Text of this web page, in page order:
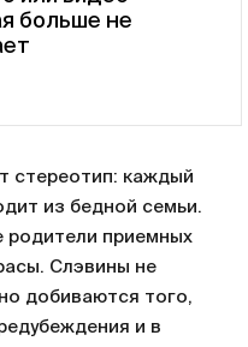
больше не
стереотип: каждый
из бедной семьи.
родители приемных
Слэвины не
добиваются того,
и в